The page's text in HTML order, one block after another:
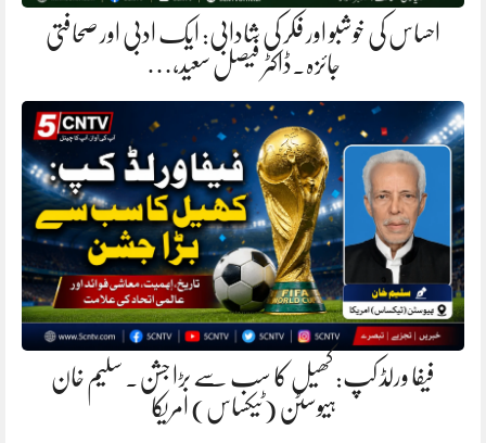
احساس کی خوشبو اور فکر کی شادابی: ایک ادبی اور صحافتی
جائزہ.ڈاکٹر فیصل سعید،…
فیفا ورلڈ کپ: کھیل کا سب سے بڑا جشن. سلیم خان
ہیوسٹن (ٹیکساس) امریکا